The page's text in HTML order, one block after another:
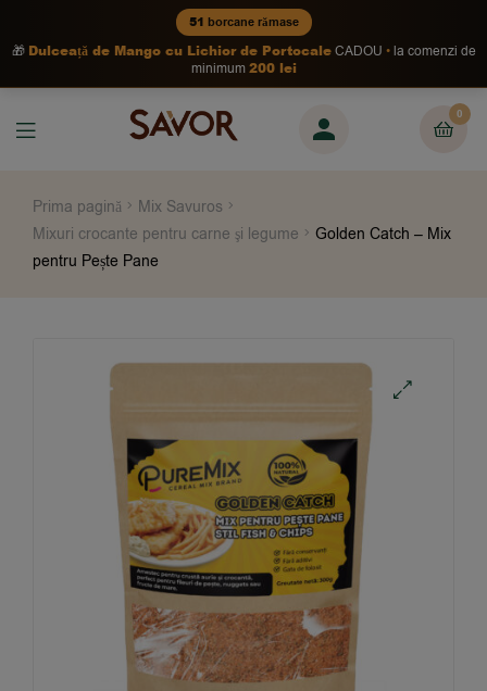
51 borcane rămase
🎁 Dulceață de Mango cu Lichior de PortocaleCADOU
la comenzi de
minimum200 lei
0
Prima pagină
Mix Savuros
Mixuri crocante pentru carne şi legume
Golden Catch – Mix
pentru Pește Pane